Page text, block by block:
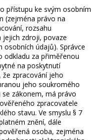
přístupu ke svým osobním
(zejména právo na
rozsahu
jejich zdroji, povaze
osobních údajů). Správce
odkladu za přiměřenou
na poskytnutí
zpracování jeho
jeho soukromého
zákonem, má právo
zpracovatele
stavu. Ve smyslu § 7
znění, dále
osoba, zejména